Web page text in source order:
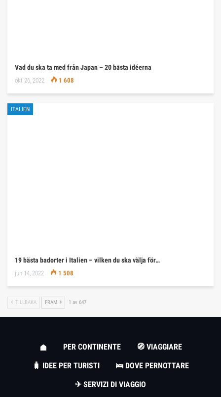
Vad du ska ta med från Japan – 20 bästa idéerna
okt 26, 2022 1 608
ITALIEN
19 bästa badorter i Italien – vilken du ska välja för…
jun 14, 2022 1 508
TILLBAKA FRAM 1 av 647
PER CONTINENTE
🧭 VIAGGIARE
🧳 IDEE PER TURISTI
🛌 DOVE PERNOTTARE
✈ SERVIZI DI VIAGGIO